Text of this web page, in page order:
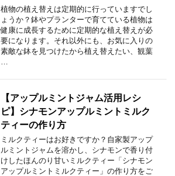
植物の植え替えは定期的に行っていますでし
ょうか？鉢やプランターで育てている植物は
健康に成長するために定期的な植え替えが必
要になります。それ以外にも、お気に入りの
素敵な鉢を見つけたから植え替えたい、観葉
…
【アップルミントジャム活用レシ
ピ】シナモンアップルミントミルク
ティーの作り方
ミルクティーはお好きですか？自家製アップ
ルミントジャムを溶かし、シナモンで香り付
けしたほんのり甘いミルクティー「シナモン
アップルミントミルクティー」の作り方をご